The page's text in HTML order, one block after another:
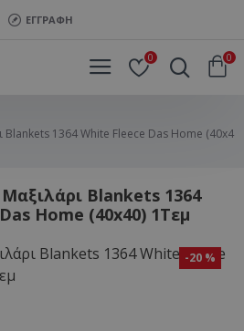
ΕΓΓΡΑΦΉ
0 0
Blankets 1364 White Fleece Das Home (40x4
Blankets 1364
Home (40x40) 1Τεμ
-20 %